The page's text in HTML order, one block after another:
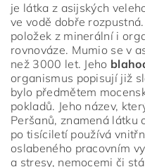
je látka z asijských
ve vodě dobře
položek z minerální i
rovnováze. Mumio se v
než 3000 let. Jeho
organismus popisují již
bylo předmětem
pokladů. Jeho název,
Peršanů, znamená látku
po tisíciletí používá
oslabeného pracovním
a stresy, nemocemi či